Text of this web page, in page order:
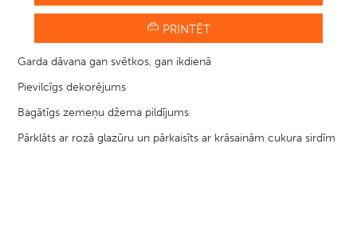
PRINTĒT
Garda dāvana gan svētkos, gan ikdienā
Pievilcīgs dekorējums
Bagātīgs zemeņu džema pildījums
Pārklāts ar rozā glazūru un pārkaisīts ar krāsainām cukura sirdīm